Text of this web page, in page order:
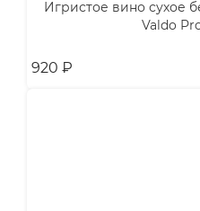
Игристое вино сухое
Valdo
920 ₽